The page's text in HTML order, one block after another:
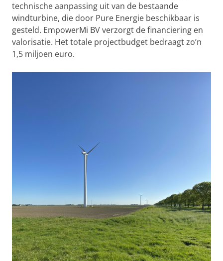
technische aanpassing uit van de bestaande
windturbine, die door Pure Energie beschikbaar is
gesteld. EmpowerMi BV verzorgt de financiering en
valorisatie. Het totale projectbudget bedraagt zo’n
1,5 miljoen euro.